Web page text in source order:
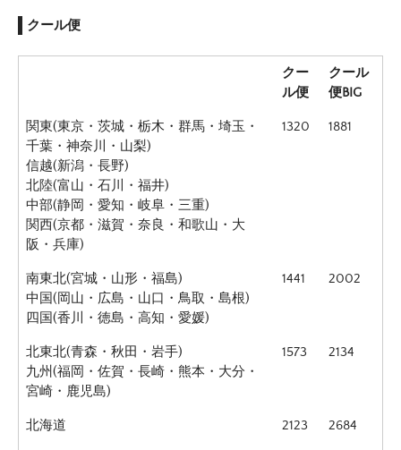
クール便
クー
ル便
クール
便BIG
関東(東京・茨城・栃木・群馬・埼玉・
千葉・神奈川・山梨)
信越(新潟・長野)
北陸(富山・石川・福井)
中部(静岡・愛知・岐阜・三重)
関西(京都・滋賀・奈良・和歌山・大
阪・兵庫)
1320 1881
南東北(宮城・山形・福島)
中国(岡山・広島・山口・鳥取・島根)
四国(香川・徳島・高知・愛媛)
1441 2002
北東北(青森・秋田・岩手)
九州(福岡・佐賀・長崎・熊本・大分・
宮崎・鹿児島)
1573 2134
北海道 2123 2684